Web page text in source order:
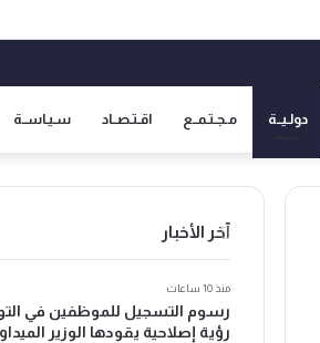
سـيـاســة اقـتـصــاد مـجـتـمــع دولـيــة
آخر الأخبار
منذ 10 ساعات
رسوم التسجيل للموظفين في
رؤية إصلاحية يقودها الوزير